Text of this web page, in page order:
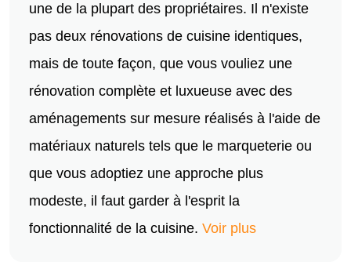
une de la plupart des propriétaires. Il n'existe
pas deux rénovations de cuisine identiques,
mais de toute façon, que vous vouliez une
rénovation complète et luxueuse avec des
aménagements sur mesure réalisés à l'aide de
matériaux naturels tels que le marqueterie ou
que vous adoptiez une approche plus
modeste, il faut garder à l'esprit la
fonctionnalité de la cuisine. Voir plus